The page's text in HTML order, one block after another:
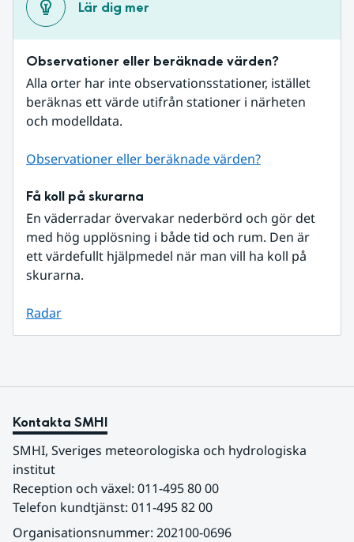
Lär dig mer
Observationer eller beräknade värden?
Alla orter har inte observationsstationer, istället
beräknas ett värde utifrån stationer i närheten
och modelldata.
Observationer eller beräknade värden?
Få koll på skurarna
En väderradar övervakar nederbörd och gör det
med hög upplösning i både tid och rum. Den är
ett värdefullt hjälpmedel när man vill ha koll på
skurarna.
Radar
Kontakta SMHI
SMHI, Sveriges meteorologiska och hydrologiska
institut
Reception och växel: 011-495 80 00
Telefon kundtjänst: 011-495 82 00
Organisationsnummer: 202100-0696